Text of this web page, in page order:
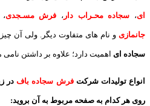
ای، سجاده محـراب دار ، فرش مسـجدی
جانمازی و نام های متفاوت دیگر. ولی آن
سجاده ای اهمیت دارد؛ علاوه بر داشتن نامی
انواع تولیدات شرکتفرش سجاده بافدر
روی هر کدام به صفحه مربوط به آن بروید: